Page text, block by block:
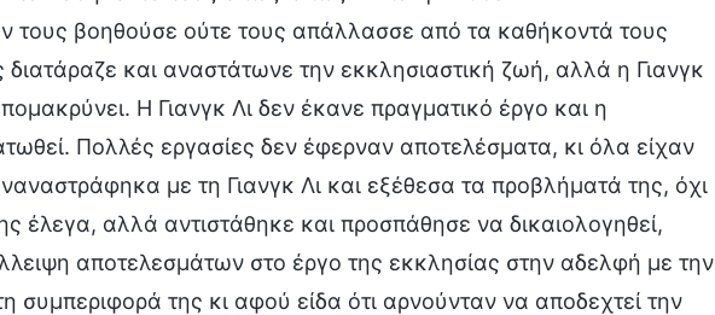
τους βοηθούσε ούτε τους απάλλασσε από τα καθήκοντά τους
και αναστάτωνε την εκκλησιαστική ζωή, αλλά η Γιανγκ
Η Γιανγκ Λι δεν έκανε πραγματικό έργο και η
Πολλές εργασίες δεν έφερναν αποτελέσματα, κι όλα είχαν
με τη Γιανγκ Λι και εξέθεσα τα προβλήματά της, όχι
έλεγα, αλλά αντιστάθηκε και προσπάθησε να δικαιολογηθεί,
αποτελεσμάτων στο έργο της εκκλησίας στην αδελφή με την
συμπεριφορά της κι αφού είδα ότι αρνούνταν να αποδεχτεί την